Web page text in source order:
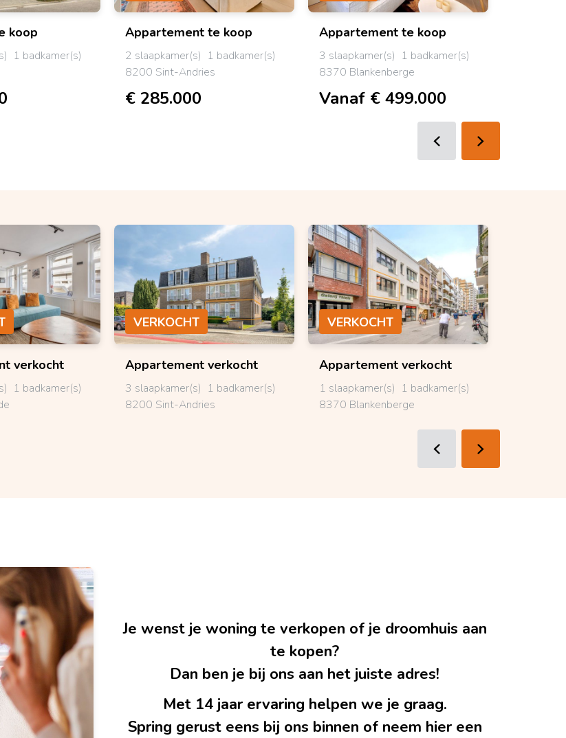
koop
1 badkamer(s)
Appartement te koop
2 slaapkamer(s) 1 badkamer(s)
8200 Sint-Andries
€ 285.000
Appartement te koop
3 slaapkamer(s) 1 badkamer(s)
8370 Blankenberge
Vanaf € 499.000
verkocht
1 badkamer(s)
VERKOCHT
Appartement verkocht
3 slaapkamer(s) 1 badkamer(s)
8200 Sint-Andries
VERKOCHT
Appartement verkocht
1 slaapkamer(s) 1 badkamer(s)
8370 Blankenberge
Je wenst je woning te verkopen of je droomhuis aan
te kopen?
Dan ben je bij ons aan het juiste adres!
Met 14 jaar ervaring helpen we je graag.
Spring gerust eens bij ons binnen of neem hier een